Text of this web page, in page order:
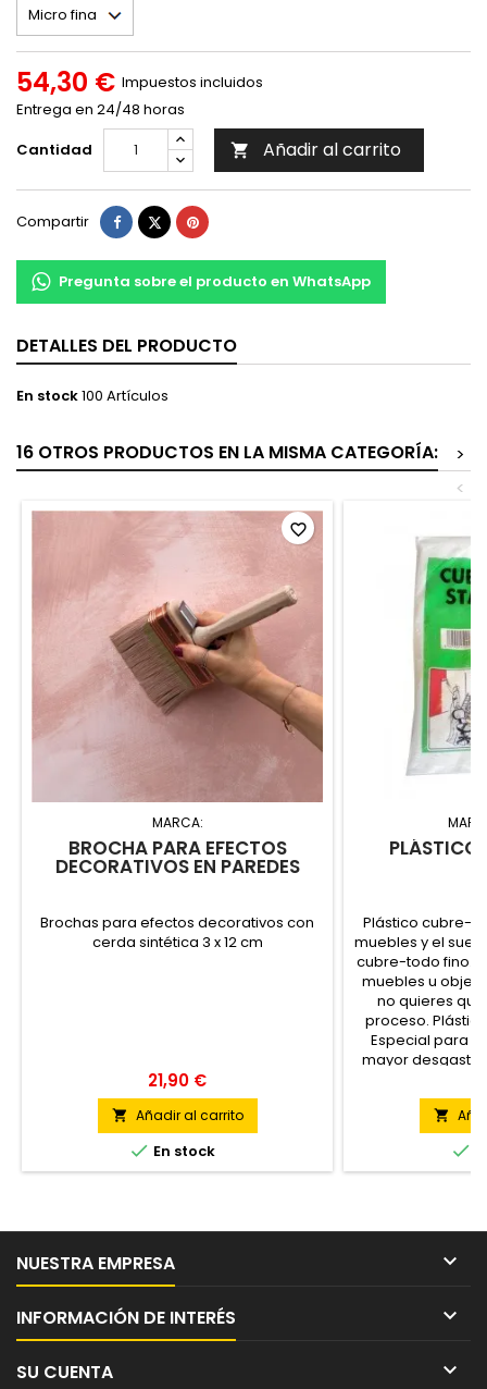
54,30 € Impuestos incluidos
Entrega en 24/48 horas
Cantidad
 Añadir al carrito
Compartir Compartir
TuitearPinterest
Pregunta sobre el producto en WhatsApp
DETALLES DEL PRODUCTO
En stock100 Artículos
16 OTROS PRODUCTOS EN LA MISMA CATEGORÍA:
>
<
MARCA:
BROCHA PARA EFECTOS
DECORATIVOS EN PAREDES
Brochas para efectos decorativos con
cerda sintética 3 x 12 cm
21,90 €
 Añadir al carrito
 En stock
favorite_border
Plástico cubre-
muebles y el
cubre-todo fino.
muebles u
no quieres
proceso.
Especial para
mayor desgaste.


NUESTRA EMPRESA 
INFORMACIÓN DE INTERÉS 
SU CUENTA 